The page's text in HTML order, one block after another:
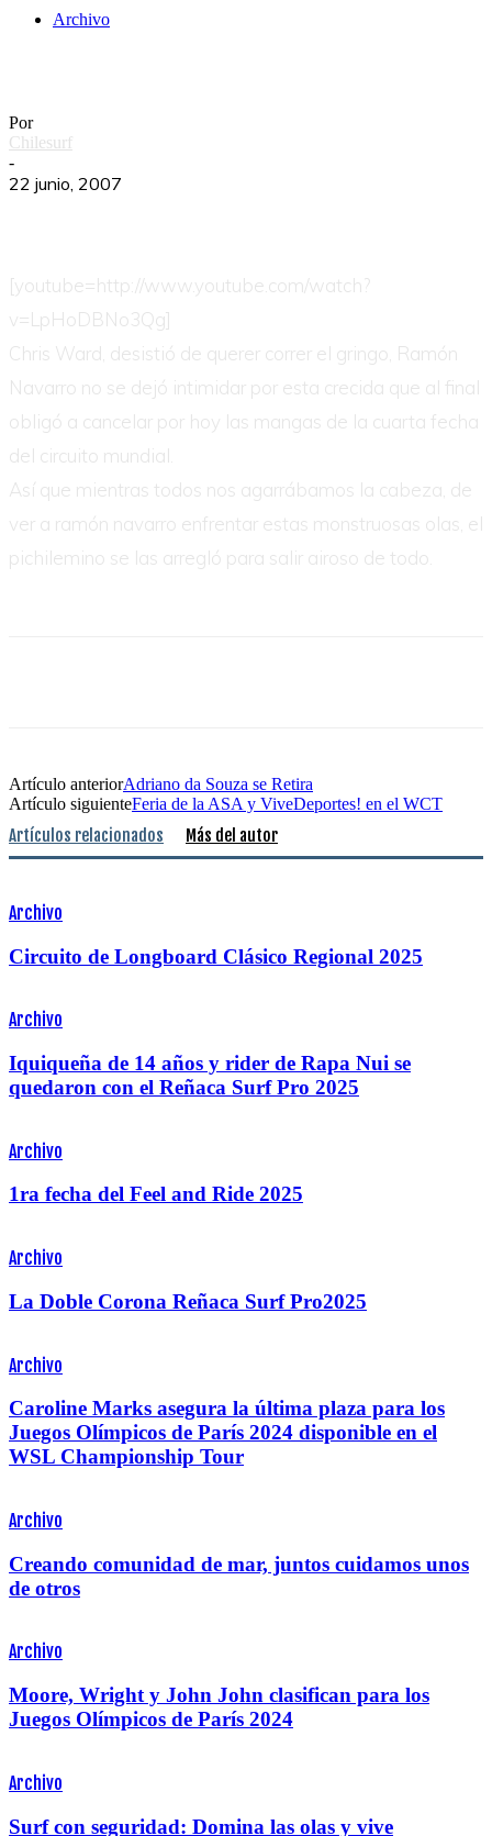
Archivo
Por
Chilesurf
-
22 junio, 2007
[youtube=http://www.youtube.com/watch?
v=LpHoDBNo3Qg]
Chris Ward, desistió de querer correr el gringo, Ramón
Navarro no se dejó intimidar por esta crecida que al final
obligó a cancelar por hoy las mangas de la cuarta fecha
del circuito mundial.
Así que mientras todos nos agarrábamos la cabeza, de
ver a ramón navarro enfrentar estas monstruosas olas, el
pichilemino se las arregló para salir airoso de todo.
Artículo anteriorAdriano da Souza se Retira
Artículo siguienteFeria de la ASA y ViveDeportes! en el WCT
Artículos relacionados Más del autor
Archivo
Circuito de Longboard Clásico Regional 2025
Archivo
Iquiqueña de 14 años y rider de Rapa Nui se
quedaron con el Reñaca Surf Pro 2025
Archivo
1ra fecha del Feel and Ride 2025
Archivo
La Doble Corona Reñaca Surf Pro2025
Archivo
Caroline Marks asegura la última plaza para los
Juegos Olímpicos de París 2024 disponible en el
WSL Championship Tour
Archivo
Creando comunidad de mar, juntos cuidamos unos
de otros
Archivo
Moore, Wright y John John clasifican para los
Juegos Olímpicos de París 2024
Archivo
Surf con seguridad: Domina las olas y vive